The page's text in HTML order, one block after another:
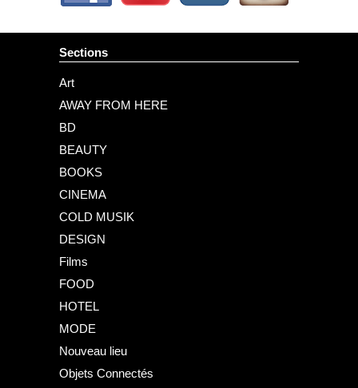
Sections
Art
AWAY FROM HERE
BD
BEAUTY
BOOKS
CINEMA
COLD MUSIK
DESIGN
Films
FOOD
HOTEL
MODE
Nouveau lieu
Objets Connectés